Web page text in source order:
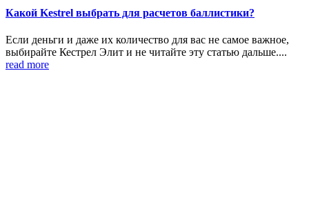
Какой Kestrel выбрать для расчетов баллистики?
Если деньги и даже их количество для вас не самое важное,
выбирайте Кестрел Элит и не читайте эту статью дальше....
read more